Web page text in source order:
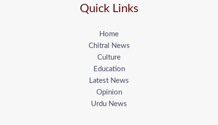
Quick Links
Home
Chitral News
Culture
Education
Latest News
Opinion
Urdu News